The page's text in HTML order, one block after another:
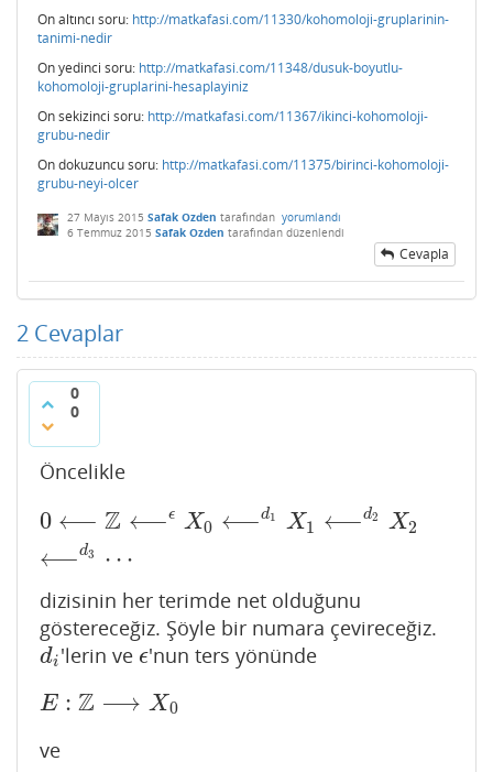
On altıncı soru: http://matkafasi.com/11330/kohomoloji-gruplarinin-
tanimi-nedir
On yedinci soru: http://matkafasi.com/11348/dusuk-boyutlu-
kohomoloji-gruplarini-hesaplayiniz
On sekizinci soru: http://matkafasi.com/11367/ikinci-kohomoloji-
grubu-nedir
On dokuzuncu soru: http://matkafasi.com/11375/birinci-kohomoloji-
grubu-neyi-olcer
27 Mayıs 2015 Safak Ozden tarafından yorumlandı
6 Temmuz 2015 Safak Ozden tarafından düzenlendi
Cevapla
2 Cevaplar
0
0
Öncelikle
0 ⟵ Z ⟵ϵ X0 ⟵d1 X1 ⟵d2 X2
⟵d3 ⋯
0⟵ Z⟵ϵX 0⟵ d1X1⟵d2 X2⟵d 3⋯
dizisinin her terimde net olduğunu
göstereceğiz. Şöyle bir numara çevireceğiz.
di
di'lerin ve ϵ
ϵ'nun ters yönünde
E : Z ⟶ X0
E:Z ⟶X0
ve